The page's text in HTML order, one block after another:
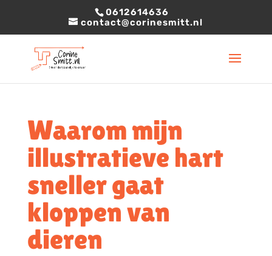
0612614636
contact@corinesmitt.nl
Waarom mijn
illustratieve hart
sneller gaat
kloppen van
dieren